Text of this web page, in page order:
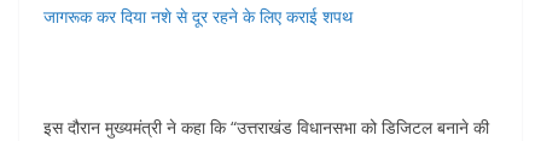
जागरूक कर दिया नशे से दूर रहने के लिए कराई शपथ
इस दौरान मुख्यमंत्री ने कहा कि “उत्तराखंड विधानसभा को डिजिटल बनाने की